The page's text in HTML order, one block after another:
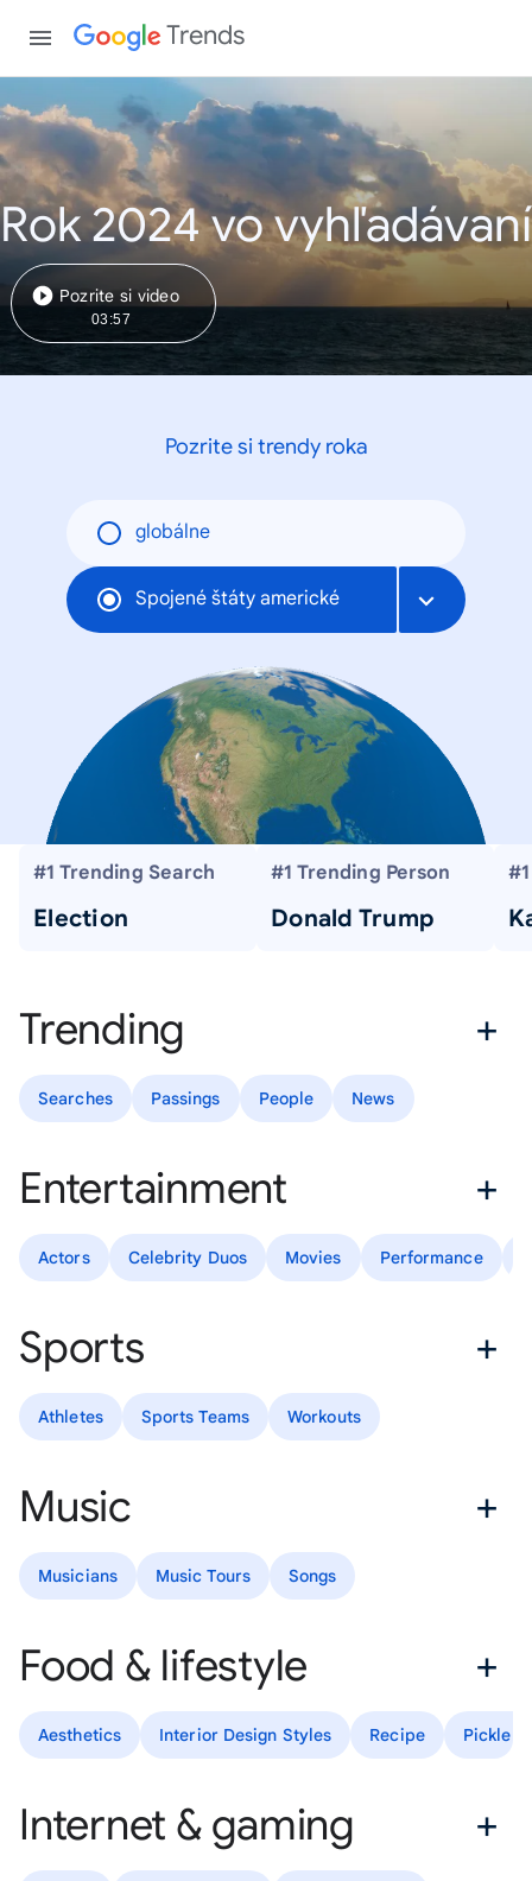
Trends
Rok 2024 vo vyhľadávaní
Pozrite si video
03:57
Pozrite si trendy roka
globálne
Spojené štáty americké
#1 Trending Search
Election
#1 Trending Person
Donald Trump
Trending
Searches Passings People News
Entertainment
Actors Celebrity Duos Movies Performance
Sports
Athletes Sports Teams Workouts
Music
Musicians Music Tours Songs
Food & lifestyle
Aesthetics Interior Design Styles Recipe Pickle
Internet & gaming